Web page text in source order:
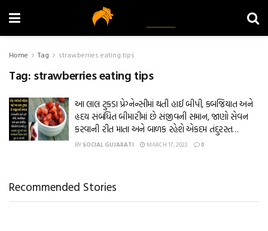
Home Tag strawberries eating tips
Tag: strawberries eating tips
આ લાલ ટુકડા પ્રેગ્નેન્સીમાં થતી હાઈ બીપી, કબજિયાત અને
હૃદય સંબંધિત બીમારીમાં છે સંજીવની સમાન, જાણો સેવન
કરવાની રીત માતા અને બાળક રહેશે એકદમ તંદુરસ્ત…
BY SOCIAL GUJARATI MARCH 17, 2022 0
Recommended Stories